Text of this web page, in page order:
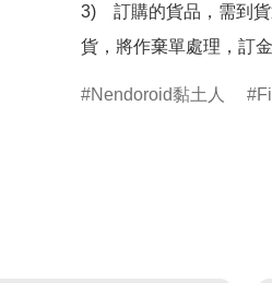
3)　訂購的貨品，需到
貨，將作棄單處理，訂
Nendoroid黏土人